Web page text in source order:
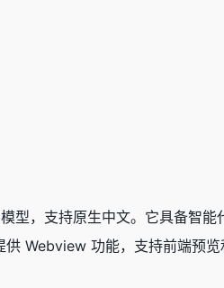
型，支持原生中文。它具备智
Webview 功能，支持前端预